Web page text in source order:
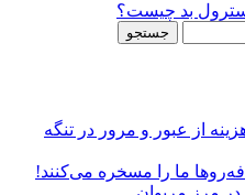
بد چیست؟
از عبور و مرور در تنگه
ما را مسخره می‌کنند!